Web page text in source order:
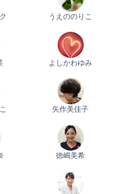
うえののりこ
よしかわゆみ
矢作美佳子
徳嶋美希